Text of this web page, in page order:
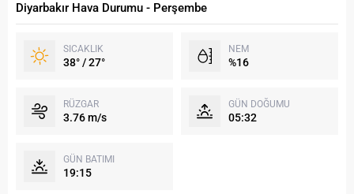
Diyarbakır Hava Durumu - Perşembe
SICAKLIK
38° / 27°
NEM
%16
RÜZGAR
3.76 m/s
GÜN DOĞUMU
05:32
GÜN BATIMI
19:15